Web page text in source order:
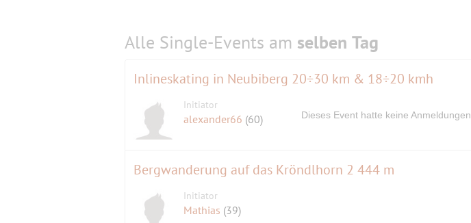
Alle Single-Events am selben Tag
Inlineskating in Neubiberg 20÷30 km & 18÷20 kmh
Initiator
alexander66 (60) Dieses Event hatte keine Anmeldungen
Bergwanderung auf das Kröndlhorn 2 444 m
Initiator
Mathias (39)